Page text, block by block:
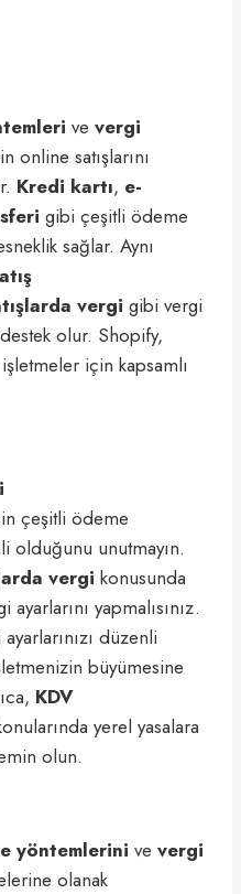
ve vergi
online satışlarını
Kredi kartı, e-
gibi çeşitli ödeme
sağlar. Aynı
vergi gibi vergi
olur. Shopify,
için kapsamlı
çeşitli ödeme
olduğunu unutmayın.
vergi konusunda
yapmalısınız.
düzenli
büyümesine
KDV
yerel yasalara
olun.
yöntemlerini ve vergi
olanak